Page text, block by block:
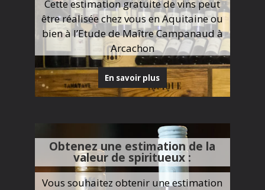
Cette estimation gratuite de vins peut
être réalisée chez vous en Aquitaine ou
bien à l’Etude de Maître Campanaud à
Arcachon
En savoir plus
Obtenez une estimation de la
valeur de spiritueux :
Vous souhaitez obtenir une estimation